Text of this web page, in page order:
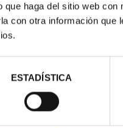
haga del sitio web con
con otra información que
ESTADÍSTICA